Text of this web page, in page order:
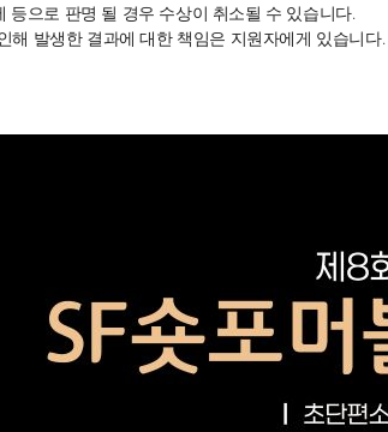
등으로 판명 될 경우 수상이 취소될 수 있습니다.
해 발생한 결과에 대한 책임은 지원자에게 있습니다.